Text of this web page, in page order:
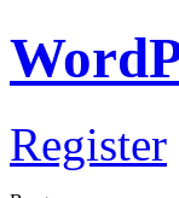
Register